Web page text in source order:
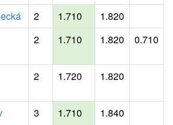
2 1.710
1.820
2 1.710 1.820 0.710
2 1.720 1.820
3 1.710 1.840